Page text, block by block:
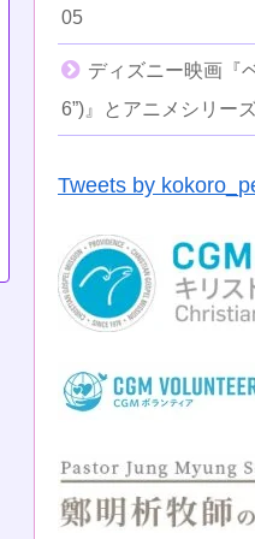
05
ディズニー映画『
6”)』とアニメシリー
Tweets by